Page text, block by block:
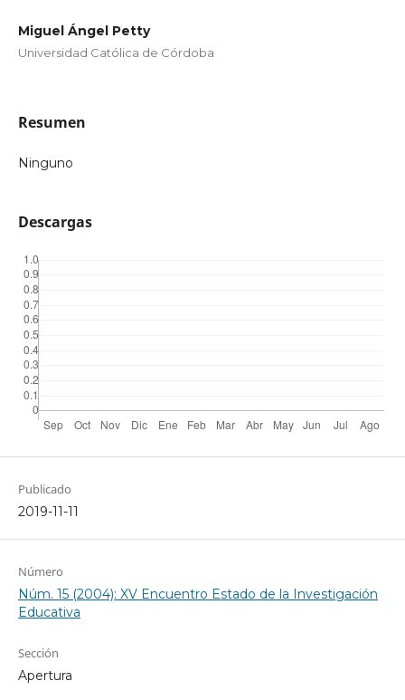
Miguel Ángel Petty
Universidad Católica de Córdoba
Resumen
Ninguno
Descargas
Publicado
2019-11-11
Número
Núm. 15 (2004): XV Encuentro Estado de la Investigación
Educativa
Sección
Apertura